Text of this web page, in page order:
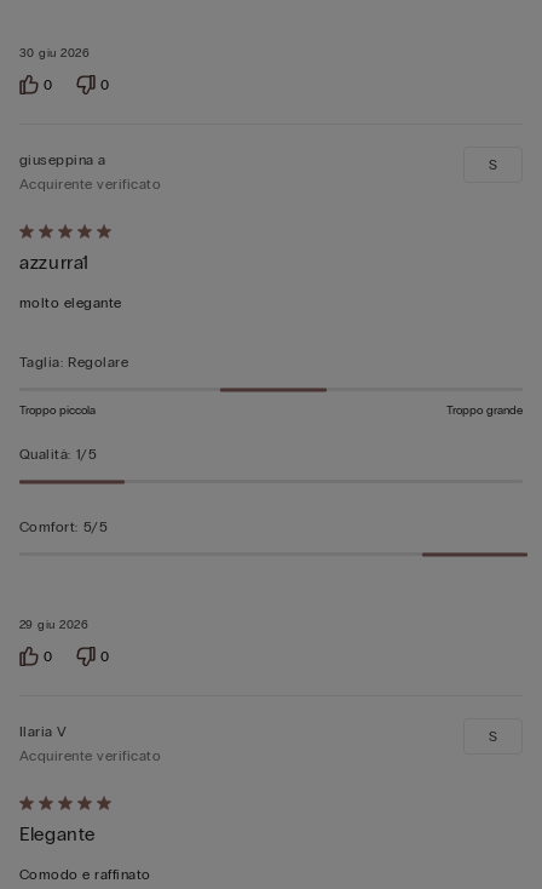
30 giu 2026
0 0
Valutato
5
su
29 giu 2026
giuseppina a
Acquirente verificato
azzurra1
molto elegante
S
Taglia: Regolare
Troppo piccola Troppo grande
Qualità: 1/5
Comfort: 5/5
0 0
Valutato
5
su
Ilaria V
Acquirente verificato
Elegante
Comodo e raffinato
S